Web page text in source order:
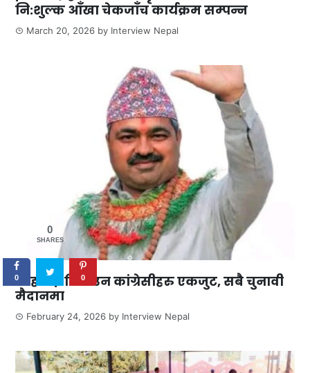
नि:शुल्क आँखा चेकजाँच कार्यक्रम सम्पन्न
March 20, 2026 by Interview Nepal
शाहलाई जिताउन कांग्रेसीहरु एकजुट, सबै चुनावी
मैदानमा
February 24, 2026 by Interview Nepal
0
SHARES
0 0